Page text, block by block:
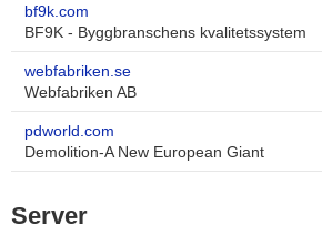
bf9k.com
BF9K - Byggbranschens kvalitetssystem
webfabriken.se
Webfabriken AB
pdworld.com
Demolition-A New European Giant
Server